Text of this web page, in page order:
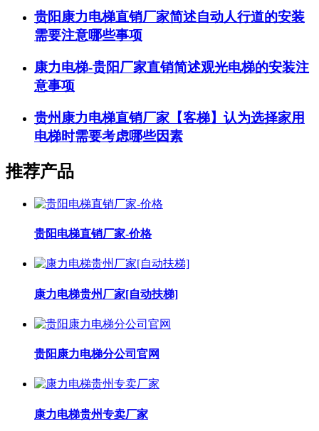
贵阳康力电梯直销厂家简述自动人行道的安装
需要注意哪些事项
康力电梯-贵阳厂家直销简述观光电梯的安装注
意事项
贵州康力电梯直销厂家【客梯】认为选择家用
电梯时需要考虑哪些因素
推荐产品
贵阳电梯直销厂家-价格
康力电梯贵州厂家[自动扶梯]
贵阳康力电梯分公司官网
康力电梯贵州专卖厂家